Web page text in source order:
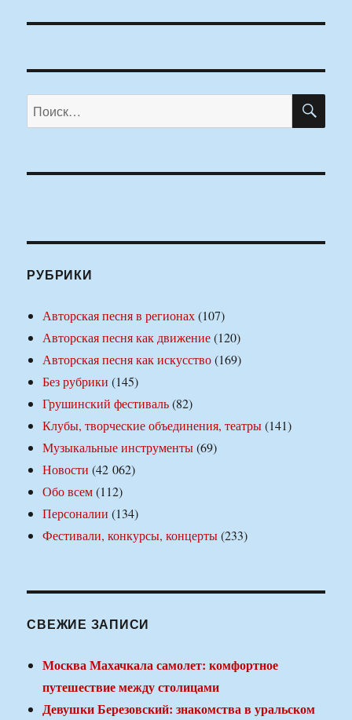
Искать:
РУБРИКИ
Авторская песня в регионах(107)
Авторская песня как движение(120)
Авторская песня как искусство(169)
Без рубрики (145)
Грушинский фестиваль(82)
Клубы, творческие объединения, театры(141)
Музыкальные инструменты(69)
Новости (42 062)
Обо всем(112)
Персоналии (134)
Фестивали, конкурсы, концерты(233)
СВЕЖИЕ ЗАПИСИ
Москва Махачкала самолет: комфортное
путешествие между столицами
Девушки Березовский: знакомства в уральском